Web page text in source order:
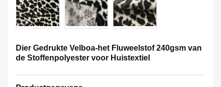
Dier Gedrukte Velboa-het Fluweelstof 240gsm van
de Stoffenpolyester voor Huistextiel